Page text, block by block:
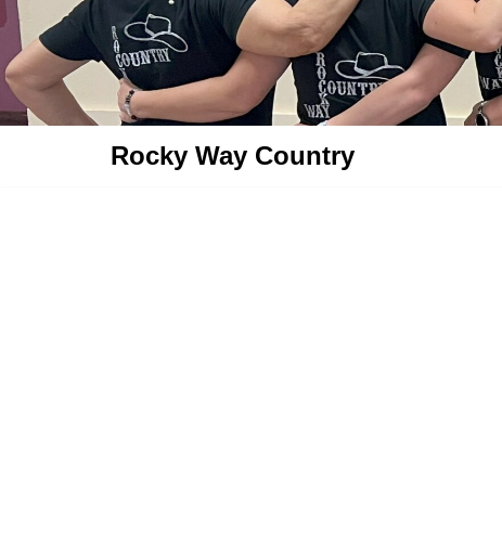
Aller
contenu
Rocky Way Country